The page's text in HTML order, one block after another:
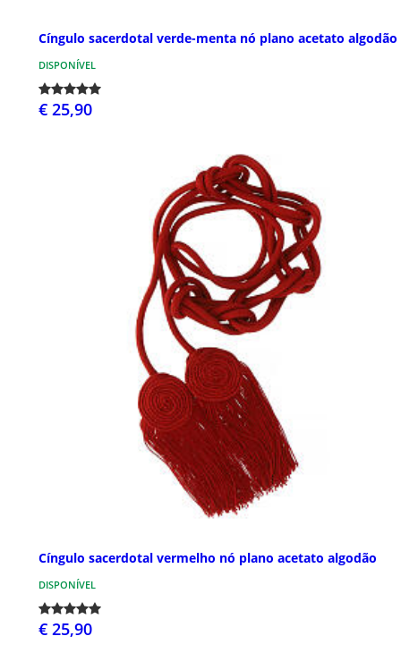
Cíngulo sacerdotal verde-menta nó plano acetato algodão
DISPONÍVEL
€ 25,90
Cíngulo sacerdotal vermelho nó plano acetato algodão
DISPONÍVEL
€ 25,90